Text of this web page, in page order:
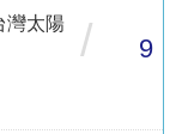
灣太陽
/ 9